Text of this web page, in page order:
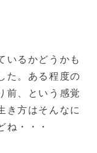
いるかどうかも
た。ある程度の
前、という感覚
き方はそんなに
ね・・・